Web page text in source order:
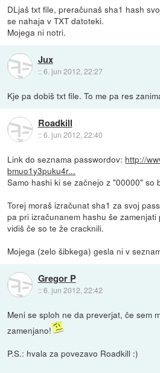
DLjaš txt file, preračunaš sha1 hash
se nahaja v TXT datoteki.
Mojega ni notri.
Jux
::6. jun 2012, 22:27
Kje pa dobiš txt file. To me pa res
Roadkill
::6. jun 2012, 22:40
Link do seznama passwordov: http://
bmuo1y3puku4r...
Samo hashi ki se začnejo z "00000" so
Torej moraš izračunat sha1 za svoj
pa pri izračunanem hashu še
vidiš če so te že cracknili.
Mojega (zelo šibkega) gesla ni v
Gregor P
::6. jun 2012, 22:42
Meni se sploh ne da preverjat, če sem
zamenjano!
P.S.: hvala za povezavo Roadkill :)